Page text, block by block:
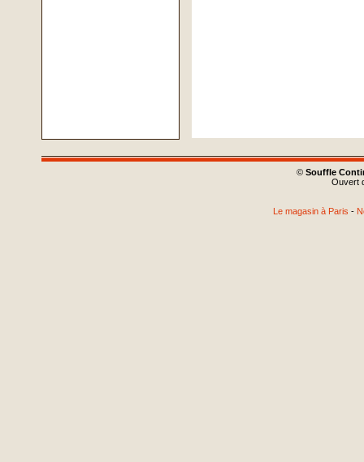
© Souffle
Ouvert
Le magasin à Paris -